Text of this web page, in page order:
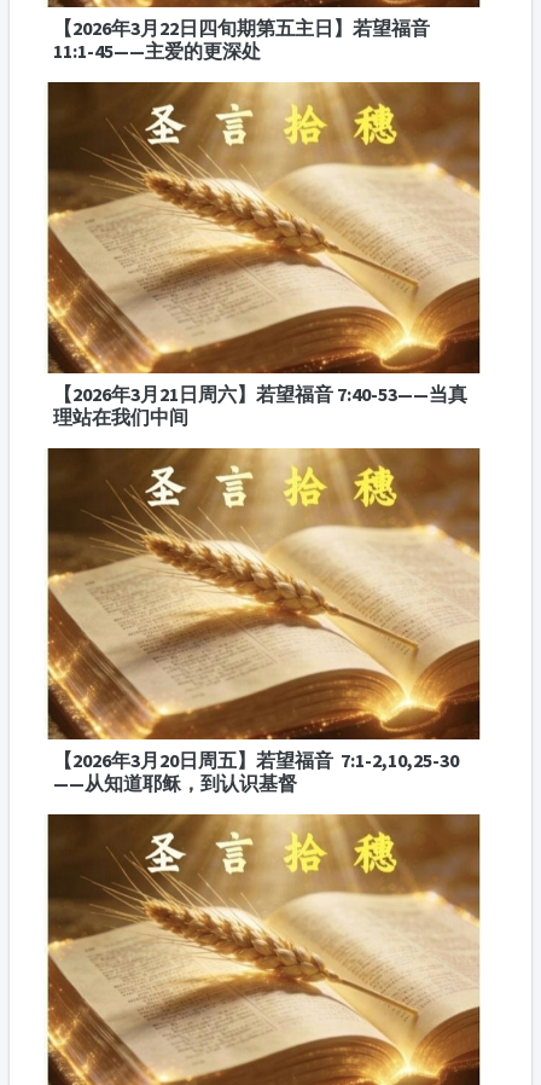
【2026年3月22日四旬期第五主日】若望福音
11:1-45——主爱的更深处
【2026年3月21日周六】若望福音 7:40-53——当真
理站在我们中间
【2026年3月20日周五】若望福音 7:1-2,10,25-30
——从知道耶稣，到认识基督